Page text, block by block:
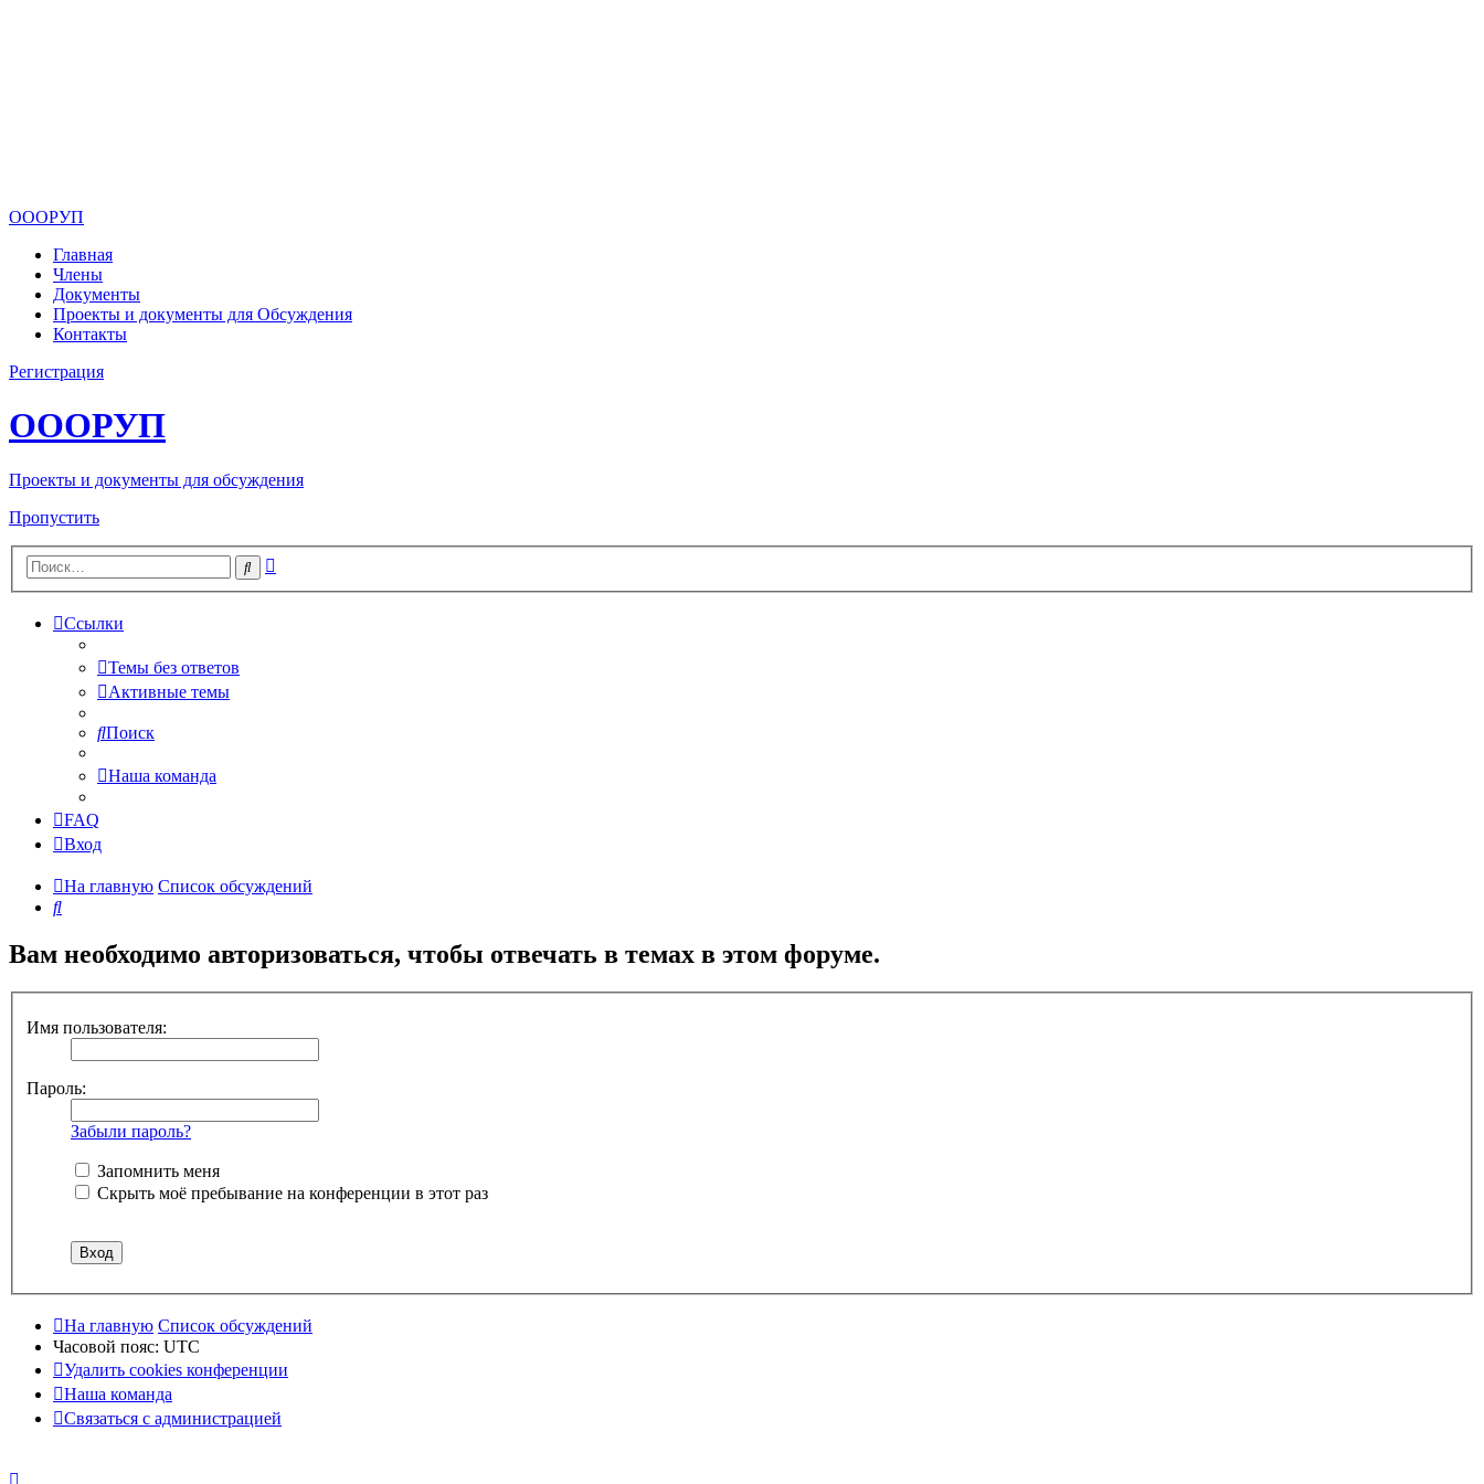
ОООРУП
Главная
Члены
Документы
Проекты и документы для Обсуждения
Контакты
Регистрация
ОООРУП
Проекты и документы для обсуждения
Пропустить
Поиск
Ссылки
Темы без ответов
Активные темы
Поиск
Наша команда
FAQ
Вход
На главную Список обсуждений
Поиск
Вам необходимо авторизоваться, чтобы отвечать в темах в этом форуме.
Имя пользователя:
Пароль:
Забыли пароль?
Запомнить меня
Скрыть моё пребывание на конференции в этот раз
На главную Список обсуждений
Часовой пояс: UTC
Удалить cookies конференции
Наша команда
Связаться с администрацией